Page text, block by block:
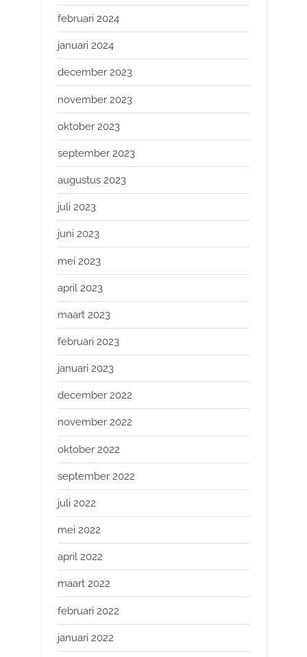
februari 2024
januari 2024
december 2023
november 2023
oktober 2023
september 2023
augustus 2023
juli 2023
juni 2023
mei 2023
april 2023
maart 2023
februari 2023
januari 2023
december 2022
november 2022
oktober 2022
september 2022
juli 2022
mei 2022
april 2022
maart 2022
februari 2022
januari 2022